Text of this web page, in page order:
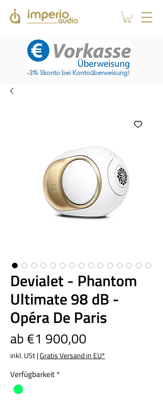
-3% Skonto bei Kontoüberweisung!
Devialet - Phantom
Ultimate 98 dB -
Opéra De Paris
ab€1 900,00
Preis
inkl. USt|Gratis Versand in EU*
Verfügbarkeit *